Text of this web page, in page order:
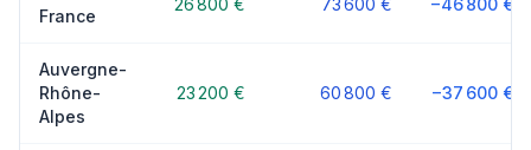
France
26 800 € 73 600 € −46 800 €
Auvergne-
Rhône-
Alpes
23 200 € 60 800 € −37 600 €